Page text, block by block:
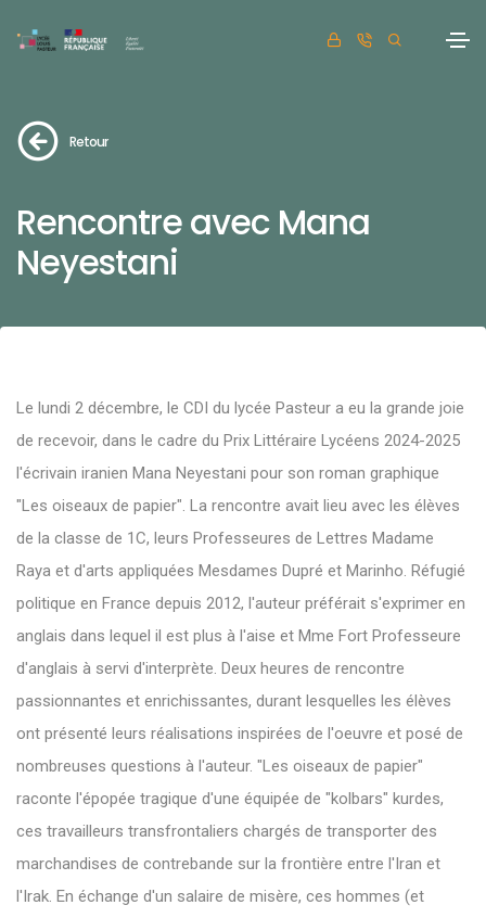
Retour
Rencontre avec Mana
Neyestani
Le lundi 2 décembre, le CDI du lycée Pasteur a eu la grande joie
de recevoir, dans le cadre du Prix Littéraire Lycéens 2024-2025
l'écrivain iranien Mana Neyestani pour son roman graphique
"Les oiseaux de papier". La rencontre avait lieu avec les élèves
de la classe de 1C, leurs Professeures de Lettres Madame
Raya et d'arts appliquées Mesdames Dupré et Marinho. Réfugié
politique en France depuis 2012, l'auteur préférait s'exprimer en
anglais dans lequel il est plus à l'aise et Mme Fort Professeure
d'anglais à servi d'interprète. Deux heures de rencontre
passionnantes et enrichissantes, durant lesquelles les élèves
ont présenté leurs réalisations inspirées de l'oeuvre et posé de
nombreuses questions à l'auteur. "Les oiseaux de papier"
raconte l'épopée tragique d'une équipée de "kolbars" kurdes,
ces travailleurs transfrontaliers chargés de transporter des
marchandises de contrebande sur la frontière entre l'Iran et
l'Irak. En échange d'un salaire de misère, ces hommes (et